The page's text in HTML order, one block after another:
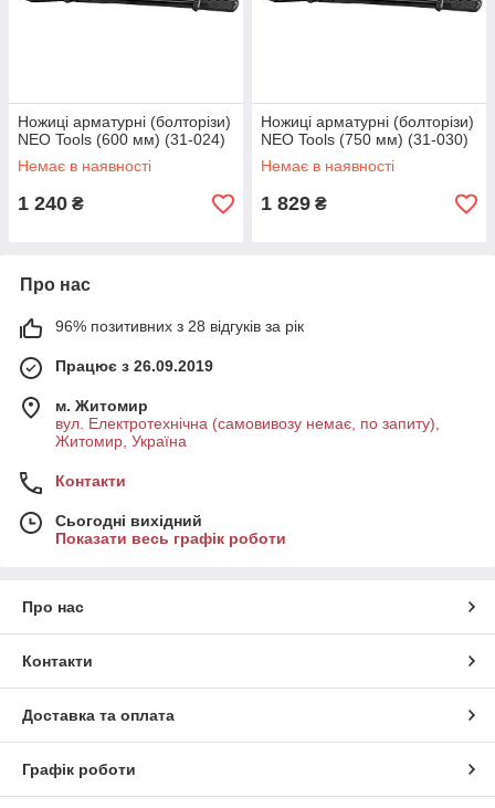
Ножиці арматурні (болторізи)
NEO Tools (600 мм) (31-024)
Немає в наявності
1 240 ₴
Ножиці арматурні (болторізи)
NEO Tools (750 мм) (31-030)
Немає в наявності
1 829 ₴
Про нас
96% позитивних з 28 відгуків за рік
Працює з 26.09.2019
м. Житомир
вул. Електротехнічна (самовивозу немає, по запиту),
Житомир, Україна
Контакти
Сьогодні вихідний
Показати весь графік роботи
Про нас
Контакти
Доставка та оплата
Графік роботи